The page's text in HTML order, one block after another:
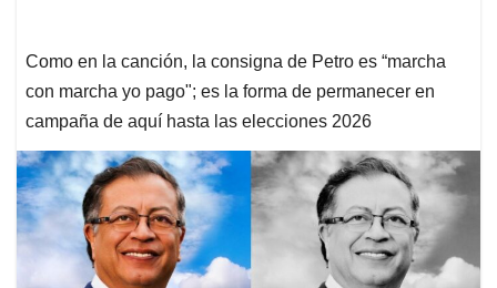
Como en la canción, la consigna de Petro es “marcha
con marcha yo pago"; es la forma de permanecer en
campaña de aquí hasta las elecciones 2026